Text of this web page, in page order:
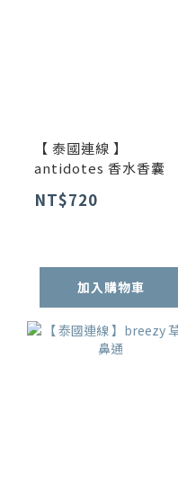
【 泰國連線 】
antidotes 香水香囊
NT$720
加入購物車